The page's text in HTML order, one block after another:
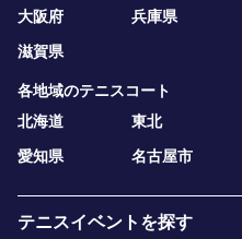
大阪府
兵庫県
滋賀県
各地域のテニスコート
北海道
東北
愛知県
名古屋市
テニスイベントを探す